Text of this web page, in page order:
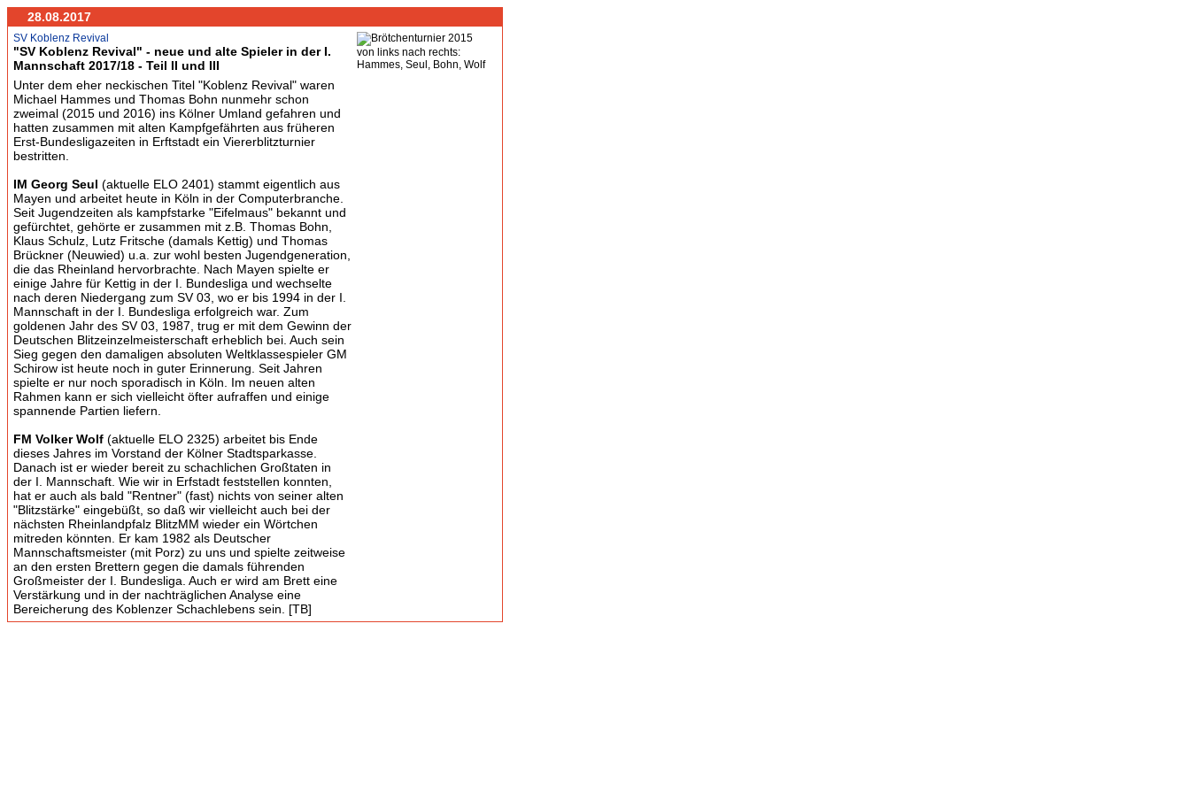
28.08.2017
SV Koblenz Revival
"SV Koblenz Revival" - neue und alte Spieler in der I.
Mannschaft 2017/18 - Teil II und III
Unter dem eher neckischen Titel "Koblenz Revival" waren
Michael Hammes und Thomas Bohn nunmehr schon
zweimal (2015 und 2016) ins Kölner Umland gefahren und
hatten zusammen mit alten Kampfgefährten aus früheren
Erst-Bundesligazeiten in Erftstadt ein Viererblitzturnier
bestritten.
IM Georg Seul (aktuelle ELO 2401) stammt eigentlich aus
Mayen und arbeitet heute in Köln in der Computerbranche.
Seit Jugendzeiten als kampfstarke "Eifelmaus" bekannt und
gefürchtet, gehörte er zusammen mit z.B. Thomas Bohn,
Klaus Schulz, Lutz Fritsche (damals Kettig) und Thomas
Brückner (Neuwied) u.a. zur wohl besten Jugendgeneration,
die das Rheinland hervorbrachte. Nach Mayen spielte er
einige Jahre für Kettig in der I. Bundesliga und wechselte
nach deren Niedergang zum SV 03, wo er bis 1994 in der I.
Mannschaft in der I. Bundesliga erfolgreich war. Zum
goldenen Jahr des SV 03, 1987, trug er mit dem Gewinn der
Deutschen Blitzeinzelmeisterschaft erheblich bei. Auch sein
Sieg gegen den damaligen absoluten Weltklassespieler GM
Schirow ist heute noch in guter Erinnerung. Seit Jahren
spielte er nur noch sporadisch in Köln. Im neuen alten
Rahmen kann er sich vielleicht öfter aufraffen und einige
spannende Partien liefern.
FM Volker Wolf (aktuelle ELO 2325) arbeitet bis Ende
dieses Jahres im Vorstand der Kölner Stadtsparkasse.
Danach ist er wieder bereit zu schachlichen Großtaten in
der I. Mannschaft. Wie wir in Erfstadt feststellen konnten,
hat er auch als bald "Rentner" (fast) nichts von seiner alten
"Blitzstärke" eingebüßt, so daß wir vielleicht auch bei der
nächsten Rheinlandpfalz BlitzMM wieder ein Wörtchen
mitreden könnten. Er kam 1982 als Deutscher
Mannschaftsmeister (mit Porz) zu uns und spielte zeitweise
an den ersten Brettern gegen die damals führenden
Großmeister der I. Bundesliga. Auch er wird am Brett eine
Verstärkung und in der nachträglichen Analyse eine
Bereicherung des Koblenzer Schachlebens sein. [TB]
von links nach rechts:
Hammes, Seul, Bohn, Wolf